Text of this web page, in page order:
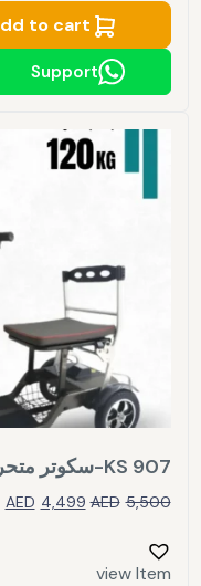
Support
KS 907-سكوتر متحرك
AED 5,500
AED 4,499
view Item